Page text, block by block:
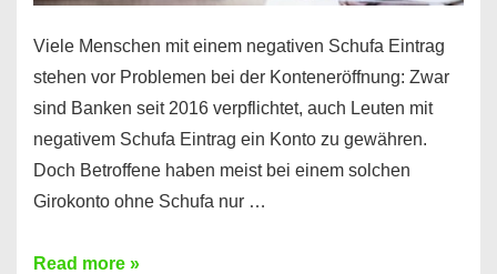
Viele Menschen mit einem negativen Schufa Eintrag
stehen vor Problemen bei der Konteneröffnung: Zwar
sind Banken seit 2016 verpflichtet, auch Leuten mit
negativem Schufa Eintrag ein Konto zu gewähren.
Doch Betroffene haben meist bei einem solchen
Girokonto ohne Schufa nur …
Günstiges
Read more »